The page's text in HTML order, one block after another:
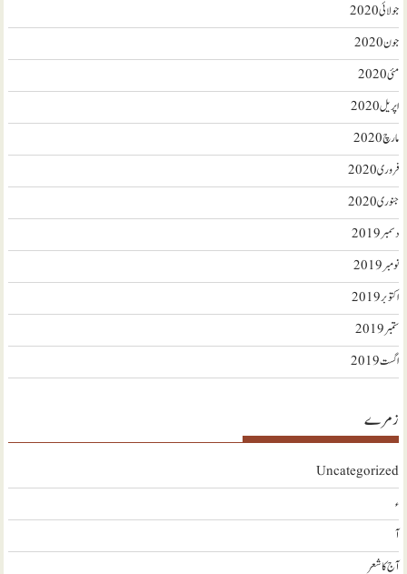
جولائی 2020
جون 2020
مئی 2020
اپریل 2020
مارچ 2020
فروری 2020
جنوری 2020
دسمبر 2019
نومبر 2019
اکتوبر 2019
ستمبر 2019
اگست 2019
زمرے
Uncategorized
ء
آ
آج کا شعر